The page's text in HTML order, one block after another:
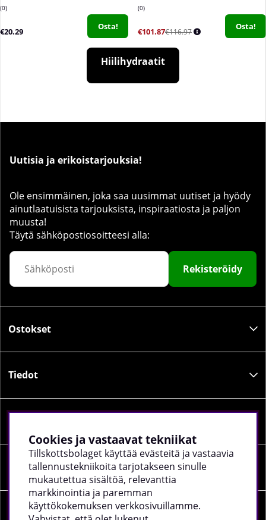
0
€20.29 Osta!
0
€101.87€116.97
Osta!
Hiilihydraatit
Uutisia ja erikoistarjouksia!
Ole ensimmäinen, joka saa uusimmat uutiset ja hyödy
ainutlaatuisista tarjouksista, inspiraatiosta ja paljon
muusta!
Täytä sähköpostiosoitteesi alla:
Rekisteröidy
Ostokset
Tiedot
Yrityksen tiedot
Cookies ja vastaavat tekniikat
Tillskottsbolaget käyttää evästeitä ja vastaavia
tallennustekniikoita tarjotakseen sinulle
mukautettua sisältöä, relevanttia
markkinointia ja paremman
käyttökokemuksen verkkosivuillamme.